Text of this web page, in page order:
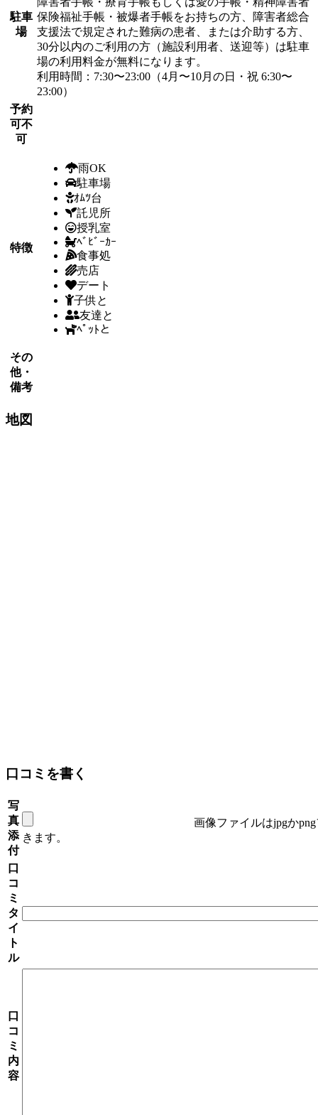
駐車
場
保険福祉手帳・被爆者手帳をお持ちの方、障害者総合
支援法で規定された難病の患者、または介助する方、
30分以内のご利用の方（施設利用者、送迎等）は駐車
場の利用料金が無料になります。
利用時間：7:30〜23:00（4月〜10月の日・祝 6:30〜
23:00）
予約
可不
可
特徴
雨OK
駐車場
ｵﾑﾂ台
託児所
授乳室
ﾍﾞﾋﾞｰｶｰ
食事処
売店
デート
子供と
友達と
ﾍﾟｯﾄと
その
他・
備考
地図
口コミを書く
写
真
添
付
画像ファイルはjpgか
きます。
口
コ
ミ
タ
イ
ト
ル
口
コ
ミ
内
容